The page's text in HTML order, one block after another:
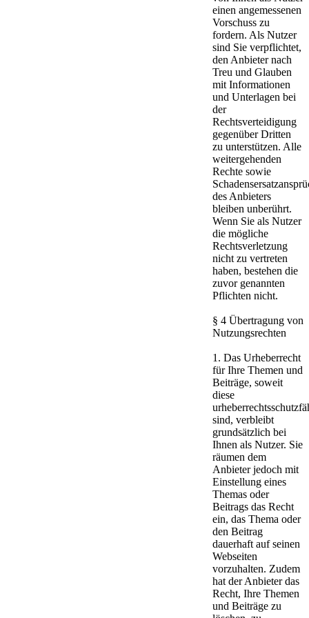
einen angemessenen
Vorschuss zu
fordern. Als Nutzer
sind Sie verpflichtet,
den Anbieter nach
Treu und Glauben
mit Informationen
und Unterlagen bei
der
Rechtsverteidigung
gegenüber Dritten
zu unterstützen. Alle
weitergehenden
Rechte sowie
des Anbieters
bleiben unberührt.
Wenn Sie als Nutzer
die mögliche
Rechtsverletzung
nicht zu vertreten
haben, bestehen die
zuvor genannten
Pflichten nicht.
§ 4 Übertragung von
Nutzungsrechten
1. Das Urheberrecht
für Ihre Themen und
Beiträge, soweit
diese
sind, verbleibt
grundsätzlich bei
Ihnen als Nutzer. Sie
räumen dem
Anbieter jedoch mit
Einstellung eines
Themas oder
Beitrags das Recht
ein, das Thema oder
den Beitrag
dauerhaft auf seinen
Webseiten
vorzuhalten. Zudem
hat der Anbieter das
Recht, Ihre Themen
und Beiträge zu